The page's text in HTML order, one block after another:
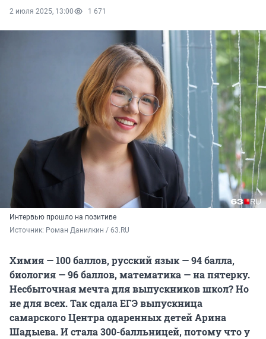
2 июля 2025, 13:00 1 671
Интервью прошло на позитиве
Источник: Роман Данилкин / 63.RU
Химия — 100 баллов, русский язык — 94 балла,
биология — 96 баллов, математика — на пятерку.
Несбыточная мечта для выпускников школ? Но
не для всех. Так сдала ЕГЭ выпускница
самарского Центра одаренных детей Арина
Шадыева. И стала 300-балльницей, потому что у